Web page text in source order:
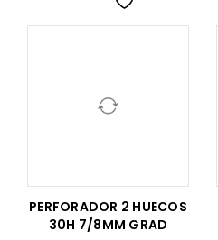
PERFORADOR 2 HUECOS
30H 7/8MM GRAD